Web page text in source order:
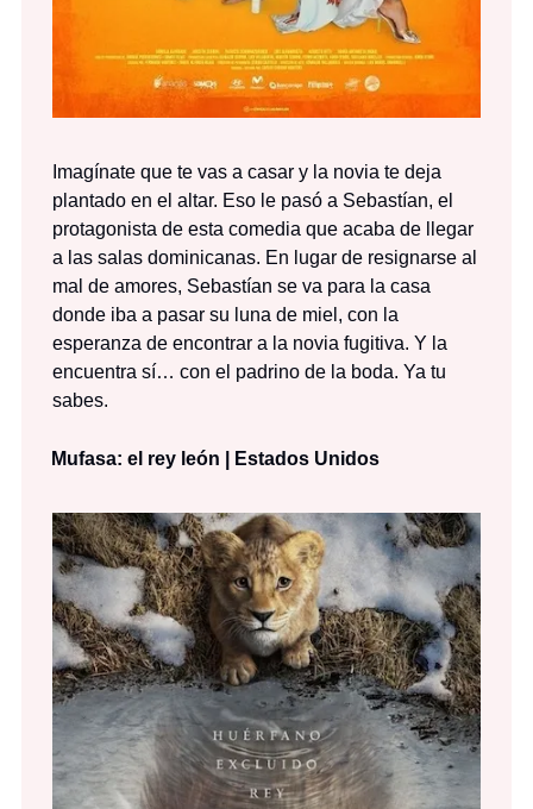
Imagínate que te vas a casar y la novia te deja
plantado en el altar. Eso le pasó a Sebastían, el
protagonista de esta comedia que acaba de llegar
a las salas dominicanas. En lugar de resignarse al
mal de amores, Sebastían se va para la casa
donde iba a pasar su luna de miel, con la
esperanza de encontrar a la novia fugitiva. Y la
encuentra sí… con el padrino de la boda. Ya tu
sabes.
Mufasa: el rey león | Estados Unidos